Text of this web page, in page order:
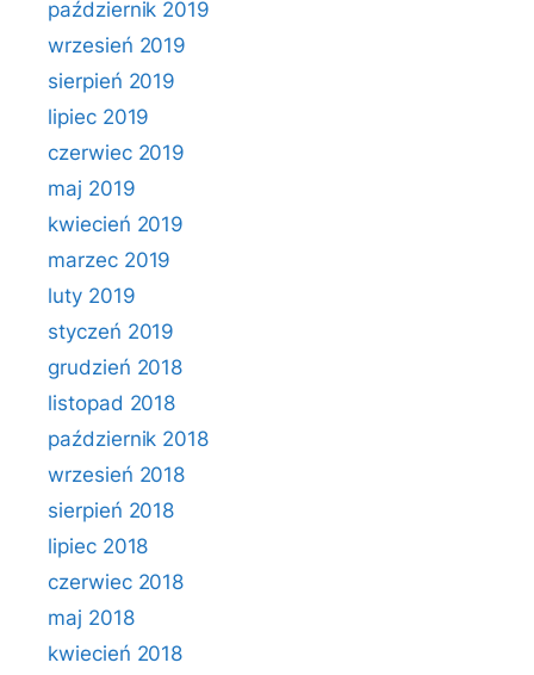
październik 2019
wrzesień 2019
sierpień 2019
lipiec 2019
czerwiec 2019
maj 2019
kwiecień 2019
marzec 2019
luty 2019
styczeń 2019
grudzień 2018
listopad 2018
październik 2018
wrzesień 2018
sierpień 2018
lipiec 2018
czerwiec 2018
maj 2018
kwiecień 2018